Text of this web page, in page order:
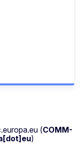
.europa.eu (COMM-
)